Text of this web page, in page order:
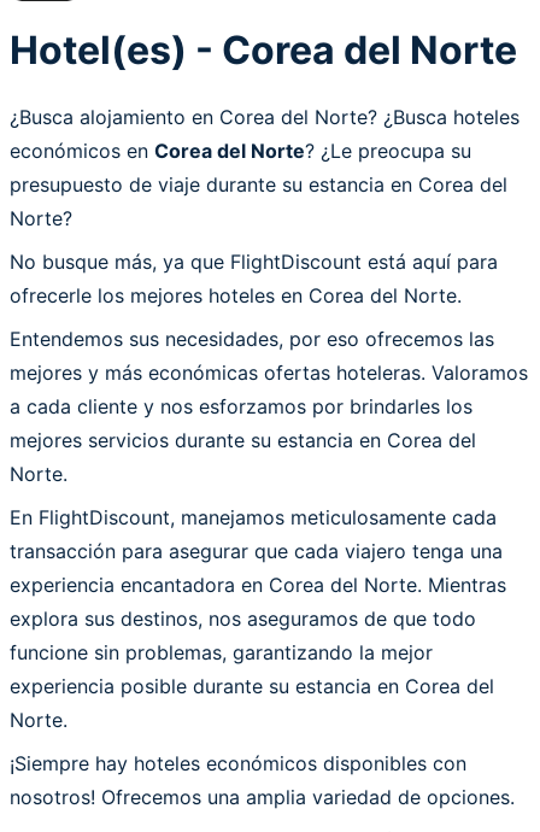
Hotel(es) - Corea del Norte
¿Busca alojamiento en Corea del Norte? ¿Busca hoteles
económicos en Corea del Norte? ¿Le preocupa su
presupuesto de viaje durante su estancia en Corea del
Norte?
No busque más, ya que FlightDiscount está aquí para
ofrecerle los mejores hoteles en Corea del Norte.
Entendemos sus necesidades, por eso ofrecemos las
mejores y más económicas ofertas hoteleras. Valoramos
a cada cliente y nos esforzamos por brindarles los
mejores servicios durante su estancia en Corea del
Norte.
En FlightDiscount, manejamos meticulosamente cada
transacción para asegurar que cada viajero tenga una
experiencia encantadora en Corea del Norte. Mientras
explora sus destinos, nos aseguramos de que todo
funcione sin problemas, garantizando la mejor
experiencia posible durante su estancia en Corea del
Norte.
¡Siempre hay hoteles económicos disponibles con
nosotros! Ofrecemos una amplia variedad de opciones.